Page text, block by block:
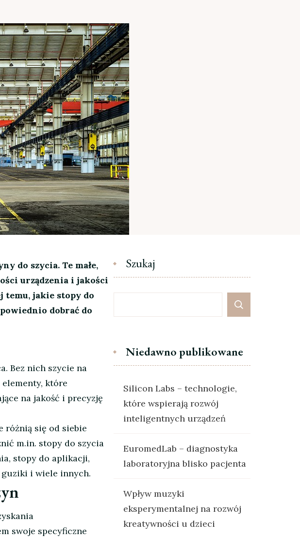
do szycia. Te małe,
urządzenia i jakości
jakie stopy do
dobrać do
Bez nich szycie na
które
na jakość i precyzję
różnią się od siebie
m.in. stopy do szycia
stopy do aplikacji,
i wiele innych.
swoje specyficzne
Szukaj
Niedawno publikowane
Silicon Labs – technologie,
które wspierają rozwój
inteligentnych urządzeń
EuromedLab – diagnostyka
laboratoryjna blisko pacjenta
Wpływ muzyki
eksperymentalnej na rozwój
kreatywności u dzieci